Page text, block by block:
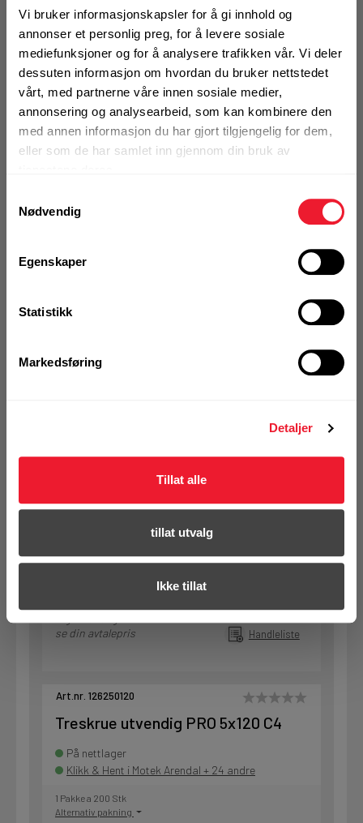
Vi bruker informasjonskapsler for å gi innhold og
annonser et personlig preg, for å levere sosiale
mediefunksjoner og for å analysere trafikken vår. Vi deler
dessuten informasjon om hvordan du bruker nettstedet
vårt, med partnerne våre innen sosiale medier,
annonsering og analysearbeid, som kan kombinere den
med annen informasjon du har gjort tilgjengelig for dem,
eller som de har samlet inn gjennom din bruk av
Nødvendig
Egenskaper
Statistikk
Markedsføring
Detaljer
Tillat alle
tillat utvalg
Ikke tillat
Logg inn eller
registrer deg for å
se din avtalepris
KJØP
Handleliste
Klikk & Hent i Motek Oslo - Brobekk + 34 andre
Alternativ pakning
se din avtalepris
Handleliste
se din avtalepris
KJØP
Handleliste
Art.nr. 126250120
Treskrue utvendig PRO 5x120 C4
På nettlager
Klikk & Hent i Motek Arendal + 24 andre
1 Pakke a 200 Stk
Alternativ pakning